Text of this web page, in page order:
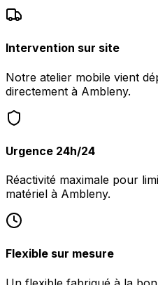
Intervention sur site
Notre atelier mobile vient
directement à Ambleny.
Urgence 24h/24
Réactivité maximale pour
matériel à Ambleny.
Flexible sur mesure